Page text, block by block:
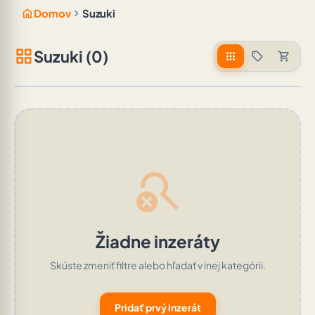
home Domov chevron_right Suzuki
grid_viewSuzuki (0) apps sell shopping_cart
search_off
Žiadne inzeráty
Skúste zmeniť filtre alebo hľadať v inej kategórii.
Pridať prvý inzerát